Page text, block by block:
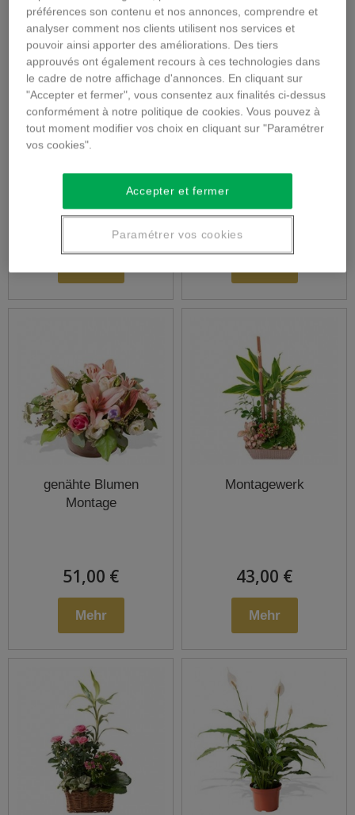
Seasonal Bouquet
38,00 €
Montage Blumen
51,00 €
genähte Blumen
Montage
51,00 €
Mehr
Montagewerk
43,00 €
Mehr
préférences son contenu et nos annonces, comprendre et
analyser comment nos clients utilisent nos services et
pouvoir ainsi apporter des améliorations. Des tiers
approuvés ont également recours à ces technologies dans
le cadre de notre affichage d'annonces. En cliquant sur
"Accepter et fermer", vous consentez aux finalités ci-dessus
conformément à notre politique de cookies. Vous pouvez à
tout moment modifier vos choix en cliquant sur "Paramétrer
vos cookies".
Accepter et fermer
Paramétrer vos cookies